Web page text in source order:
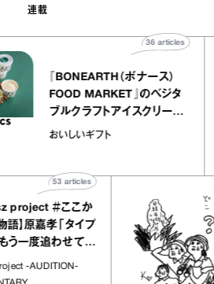
連載
『BONEARTH（ボナース）
FOOD MARKET』のベジタ
ブルクラフトアイスクリー
｜真野知子の「おいしいギ
おいしいギフト
36
＃ここか
孝「タイプ
追わせてく
articles